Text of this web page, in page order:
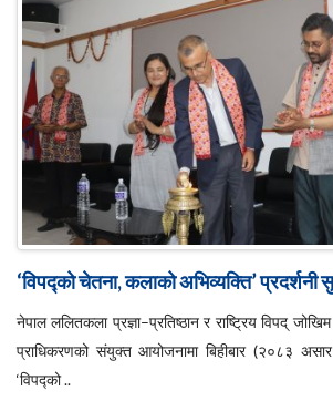
‘विपद्को चेतना, कलाको अभिव्यक्ति’ प्रदर्शनी
नेपाल ललितकला प्रज्ञा–प्रतिष्ठान र राष्ट्रिय विपद्
प्राधिकरणको संयुक्त आयोजनामा बिहीबार (२०८३
‘विपद्को ..